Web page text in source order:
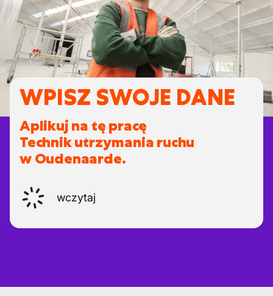
WPISZ SWOJE DANE
Aplikuj na tę pracę
Technik utrzymania ruchu
w Oudenaarde.
wczytaj